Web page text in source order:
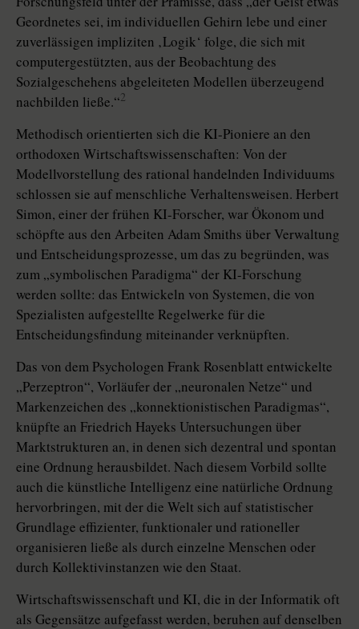
Geordnetes sei, im individuellen Gehirn lebe und einer
zuverlässigen impliziten ‚Logik‘ folge, die sich mit
computergestützten, aus der Beobachtung des
Sozialgeschehens abgeleiteten Modellen überzeugend
nachbilden ließe.“2
Methodisch orientierten sich die KI-Pioniere an den
orthodoxen Wirtschaftswissenschaften: Von der
Modellvorstellung des rational handelnden Individuums
schlossen sie auf menschliche Verhaltensweisen. Herbert
Simon, einer der frühen KI-Forscher, war Ökonom und
schöpfte aus den Arbeiten Adam Smiths über Verwaltung
und Entscheidungsprozesse, um das zu begründen, was
zum „symbolischen Paradigma“ der KI-Forschung
werden sollte: das Entwickeln von Systemen, die von
Spezialisten aufgestellte Regelwerke für die
Entscheidungsfindung miteinander verknüpften.
Das von dem Psychologen Frank Rosenblatt entwickelte
„Perzeptron“, Vorläufer der „neuronalen Netze“ und
Markenzeichen des „konnektionistischen Paradigmas“,
knüpfte an Friedrich Hayeks Untersuchungen über
Marktstrukturen an, in denen sich dezentral und spontan
eine Ordnung herausbildet. Nach diesem Vorbild sollte
auch die künstliche Intelligenz eine natürliche Ordnung
hervorbringen, mit der die Welt sich auf statistischer
Grundlage effizienter, funktionaler und rationeller
organisieren ließe als durch einzelne Menschen oder
durch Kollektivinstanzen wie den Staat.
Wirtschaftswissenschaft und KI, die in der Informatik oft
als Gegensätze aufgefasst werden, beruhen auf denselben